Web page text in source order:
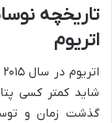
تاریخچه
اتریوم
شاید کمتر کسی
گذشت زمان و